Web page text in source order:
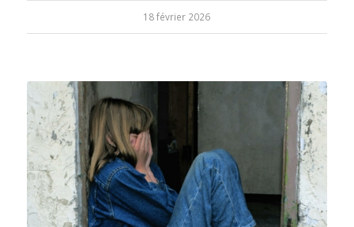
18 février 2026